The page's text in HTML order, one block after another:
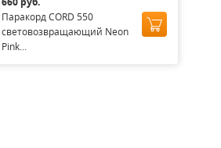
Паракорд CORD 550
световозвращающий Neon
Pink...